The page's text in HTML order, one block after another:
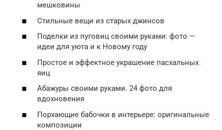
мешковины
Стильные вещи из старых джинсов
Поделки из пуговиц своими руками: фото —
идеи для уюта и к Новому году
Простое и эффектное украшение пасхальных
яиц
Абажуры своими руками. 24 фото для
вдохновения
Порхающие бабочки в интерьере: оригинальные
композиции